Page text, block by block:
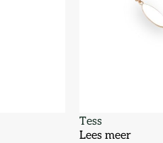
Tess
Lees meer